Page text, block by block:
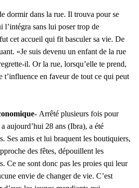
dormir dans la rue. Il trouva pour se
l’intégra sans lui poser trop de
cet accueil qui fit basculer sa vie. De
«Je suis devenu un enfant de la rue
il. Or la rue, lorsqu’elle te prend,
t’influence en faveur de tout ce qui peut
Arrêté plusieurs fois pour
aujourd’hui 28 ans (Ibra), a été
Ses amis et lui braquent les boutiquiers,
des fêtes, dépouillent les
Ce ne sont donc pas les proies qui leur
envie de changer de vie. C’est